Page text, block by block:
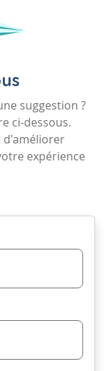
suggestion ?
ci-dessous.
expérience